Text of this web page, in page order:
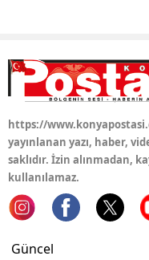
https://
yayınlanan yazı, haber,
saklıdır. İzin alınmadan,
kullanılamaz.
Güncel